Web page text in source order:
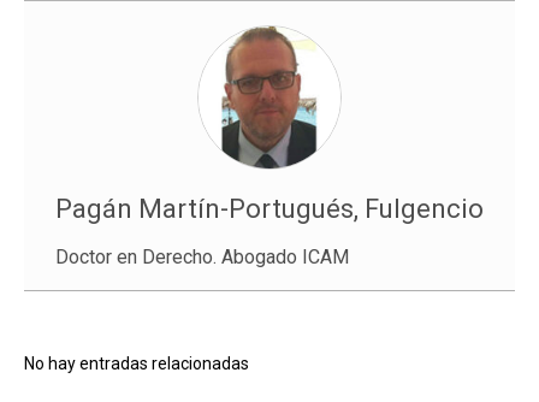
Pagán Martín-Portugués, Fulgencio
Doctor en Derecho. Abogado ICAM
No hay entradas relacionadas